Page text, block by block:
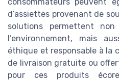
d’assiettes provenant de
solutions permettent
l’environnement, mais
éthique et responsable à la
de livraison gratuite ou
pour ces produits